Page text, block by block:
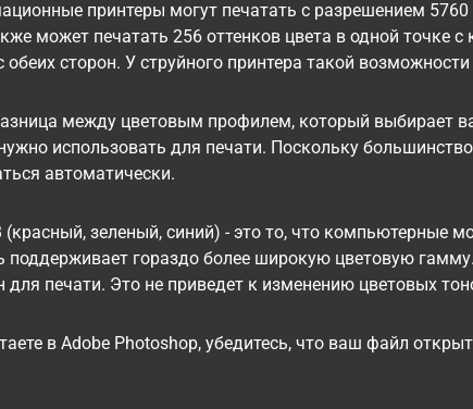
принтеры могут печатать с разрешением
может печатать 256 оттенков цвета в одной точке
сторон. У струйного принтера такой возможности
между цветовым профилем, который выбирает
использовать для печати. Поскольку
автоматически.
(красный, зеленый, синий) - это то, что компьютерные
поддерживает гораздо более широкую цветовую
для печати. Это не приведет к изменению цветовых
в Adobe Photoshop, убедитесь, что ваш файл